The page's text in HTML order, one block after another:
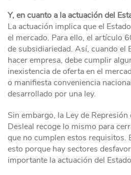
Y, en cuanto a la actuación del
La actuación implica que el
el mercado. Para ello, el artículo
de subsidiariedad. Así, cuando el
hacer empresa, debe cumplir
inexistencia de oferta en el
o manifiesta conveniencia
desarrollado por una ley.
Sin embargo, la Ley de
Desleal recoge lo mismo para
que no cumplen estos requisitos.
esto porque hay sectores
importante la actuación del